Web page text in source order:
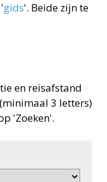
gids'. Beide zijn te
en reisafstand
3 letters)
'Zoeken'.